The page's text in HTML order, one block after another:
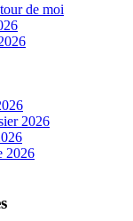
de moi
2026
2026